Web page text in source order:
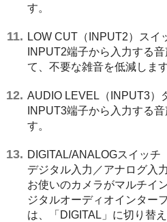
す。
LOW CUT（INPUT2）スイ
INPUT2端子から入力する
て、不要な雑音を低減します
AUDIO LEVEL（INPUT3）
INPUT3端子から入力する
す。
DIGITAL/ANALOGスイッチ
デジタル入力／アナログ入
お使いのカメラがマルチイ
ジタルオーディオインター
は、「DIGITAL」に切り替え